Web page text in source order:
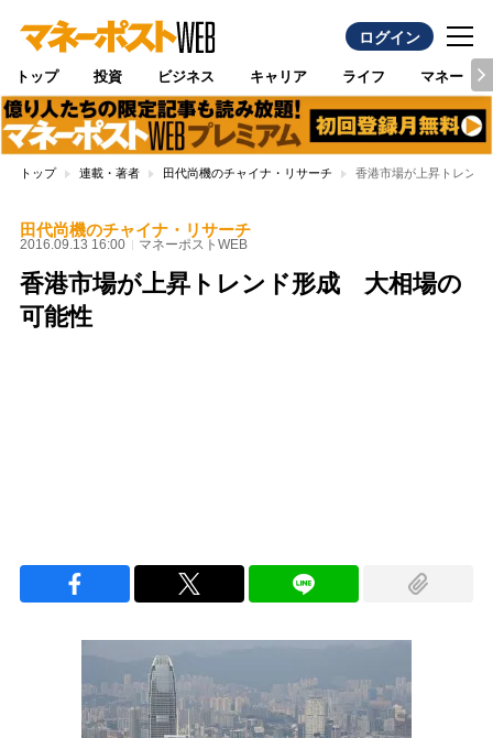
ログイン
トップ 投資 ビジネス キャリア ライフ マネー
トップ 連載・著者 田代尚機のチャイナ・リサーチ 香港市場が上昇トレン
田代尚機のチャイナ・リサーチ
2016.09.13 16:00 マネーポストWEB
香港市場が上昇トレンド形成 大相場の
可能性